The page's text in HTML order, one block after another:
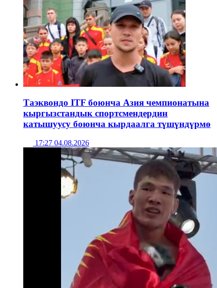
Таэквондо ITF боюнча Азия чемпионатына
кыргызстандык спортсмендердин
катышуусу боюнча кырдаалга түшүндүрмө
17:27 04.08.2026